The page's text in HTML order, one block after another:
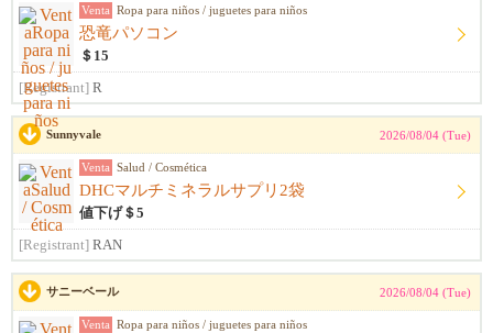
Venta Ropa para niños / juguetes para niños
恐竜パソコン
＄15
[Registrant] R
Sunnyvale 2026/08/04 (Tue)
Venta Salud / Cosmética
DHCマルチミネラルサプリ2袋
値下げ＄5
[Registrant] RAN
サニーベール 2026/08/04 (Tue)
Venta Ropa para niños / juguetes para niños